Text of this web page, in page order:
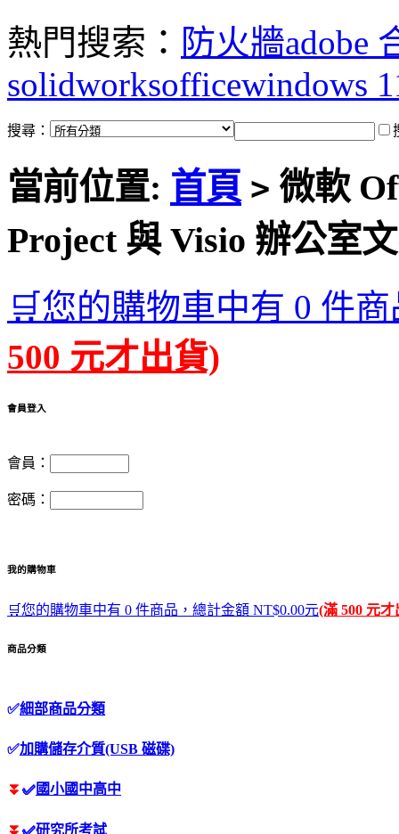
熱門搜索： 防火牆adobe
solidworksofficewindows
搜尋：
當前位置: 首頁 > 微軟
Project 與 Visio 辦公室
🛒您的購物車中有 0 件
500 元才出貨)
會員登入
會員：
密碼：
我的購物車
🛒您的購物車中有 0 件商品，總計金額 NT$0.00元(滿 500 元才
商品分類
✅細部商品分類
✅加購儲存介質(USB 磁碟)
⏬ ✅國小國中高中
⏬ ✅研究所考試